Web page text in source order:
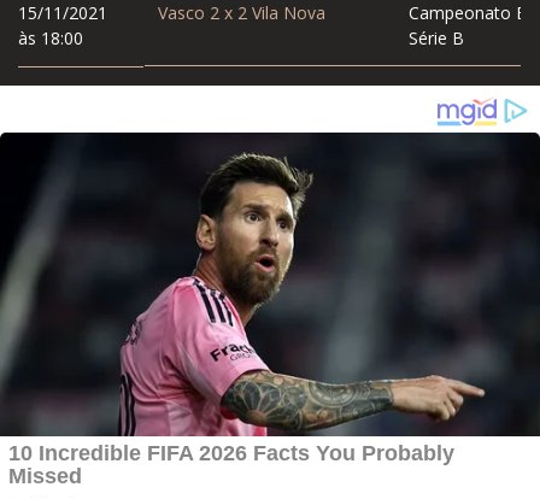
15/11/2021
às 18:00
Vasco 2 x 2Vila Nova
Campeonato
Série B